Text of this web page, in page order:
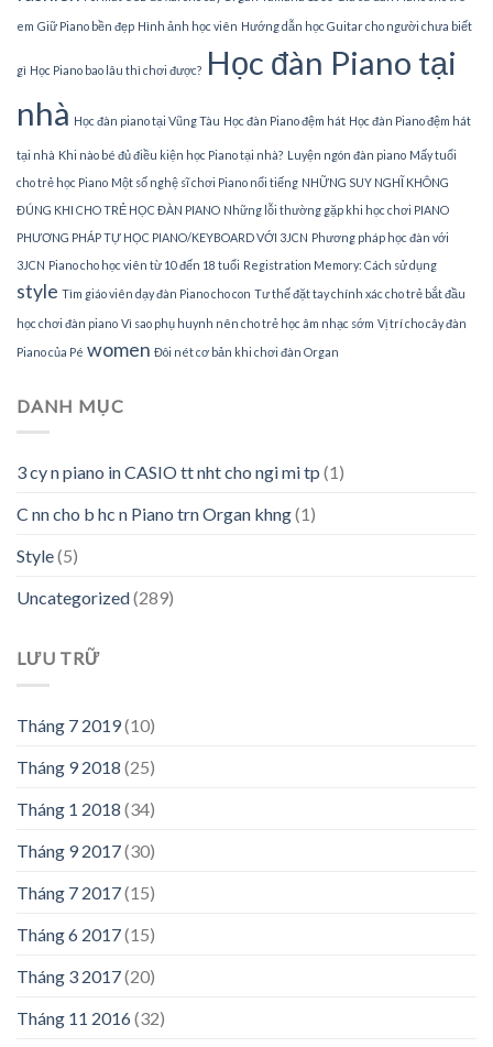
em Giữ Piano bền đẹp Hình ảnh học viên Hướng dẫn học Guitar cho người chưa biết
gì Học Piano bao lâu thì chơi được? Học đàn Piano tại
nhà Học đàn piano tại Vũng Tàu Học đàn Piano đệm hát Học đàn Piano đệm hát
tại nhà Khi nào bé đủ điều kiện học Piano tại nhà? Luyện ngón đàn piano Mấy tuổi
cho trẻ học Piano Một số nghệ sĩ chơi Piano nổi tiếng NHỮNG SUY NGHĨ KHÔNG
ĐÚNG KHI CHO TRẺ HỌC ĐÀN PIANO Những lỗi thường gặp khi học chơi PIANO
PHƯƠNG PHÁP TỰ HỌC PIANO/KEYBOARD VỚI 3JCN Phương pháp học đàn với
3JCN Piano cho học viên từ 10 đến 18 tuổi Registration Memory: Cách sử dụng
style Tìm giáo viên dạy đàn Piano cho con Tư thế đặt tay chính xác cho trẻ bắt đầu
học chơi đàn piano Vì sao phụ huynh nên cho trẻ học âm nhạc sớm Vị trí cho cây đàn
Piano của Pé women Đôi nét cơ bản khi chơi đàn Organ
DANH MỤC
3 cy n piano in CASIO tt nht cho ngi mi tp (1)
C nn cho b hc n Piano trn Organ khng(1)
Style(5)
Uncategorized(289)
LƯU TRỮ
Tháng 7 2019(10)
Tháng 9 2018 (25)
Tháng 1 2018 (34)
Tháng 9 2017(30)
Tháng 7 2017(15)
Tháng 6 2017(15)
Tháng 3 2017(20)
Tháng 11 2016(32)